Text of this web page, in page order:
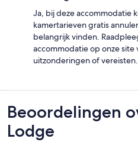
Ja, bij deze accommodatie
kamertarieven gratis
belangrijk vinden.
accommodatie op onze
uitzonderingen of vereisten.
Beoordelingen
Beoordelingen
Lodge